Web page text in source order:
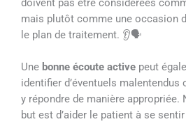
doivent pas être considérées
mais plutôt comme une occasion
le plan de traitement. 👂🗣️
Une bonne écoute active peut
identifier d’éventuels
y répondre de manière appropriée.
but est d’aider le patient à se